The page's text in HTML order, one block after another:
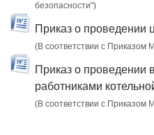
безопасности")
Приказ о проведении
(В соответствии с
Приказ о проведении
работниками
(В соответствии с